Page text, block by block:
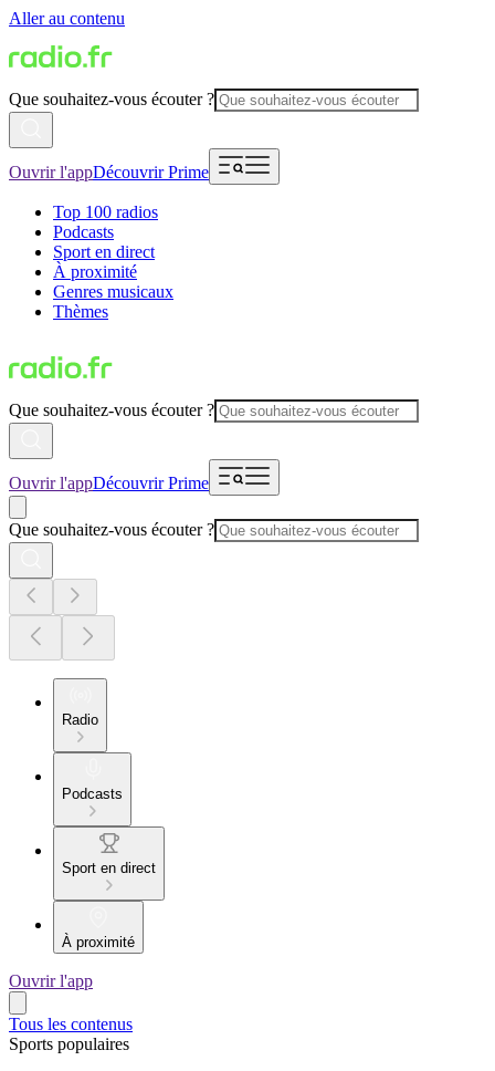
Aller au contenu
Que souhaitez-vous écouter ?
Ouvrir l'appDécouvrir Prime
Top 100 radios
Podcasts
Sport en direct
À proximité
Genres musicaux
Thèmes
Que souhaitez-vous écouter ?
Ouvrir l'appDécouvrir Prime
Que souhaitez-vous écouter ?
Radio
Podcasts
Sport en direct
À proximité
Ouvrir l'app
Tous les contenus
Sports populaires